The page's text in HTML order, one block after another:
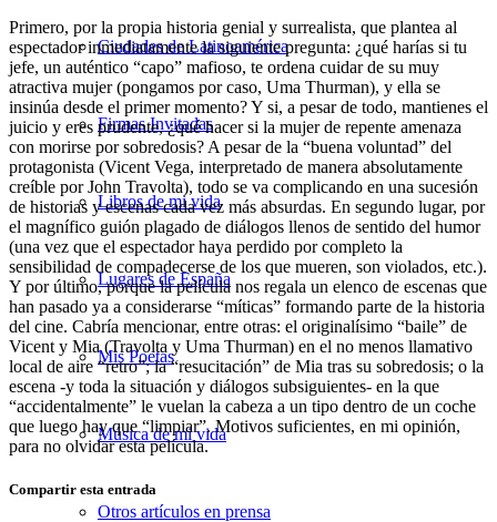
Ciudades de Latinoamérica
Firmas Invitadas
Libros de mi vida
Lugares de España
Mis Poetas
Música de mi vida
Otros artículos en prensa
Primero, por la propia historia genial y surrealista, que plantea al
espectador inmediatamente la siguiente pregunta: ¿qué harías si tu
jefe, un auténtico “capo” mafioso, te ordena cuidar de su muy
atractiva mujer (pongamos por caso, Uma Thurman), y ella se
insinúa desde el primer momento? Y si, a pesar de todo, mantienes el
juicio y eres prudente, ¿qué hacer si la mujer de repente amenaza
con morirse por sobredosis? A pesar de la “buena voluntad” del
protagonista (Vicent Vega, interpretado de manera absolutamente
creíble por John Travolta), todo se va complicando en una sucesión
de historias y escenas cada vez más absurdas. En segundo lugar, por
el magnífico guión plagado de diálogos llenos de sentido del humor
(una vez que el espectador haya perdido por completo la
sensibilidad de compadecerse de los que mueren, son violados, etc.).
Y por último, porque la película nos regala un elenco de escenas que
han pasado ya a considerarse “míticas” formando parte de la historia
del cine. Cabría mencionar, entre otras: el originalísimo “baile” de
Vicent y Mia (Travolta y Uma Thurman) en el no menos llamativo
local de aire “retro”; la “resucitación” de Mia tras su sobredosis; o la
escena -y toda la situación y diálogos subsiguientes- en la que
“accidentalmente” le vuelan la cabeza a un tipo dentro de un coche
que luego hay que “limpiar”. Motivos suficientes, en mi opinión,
para no olvidar esta película.
Compartir esta entrada